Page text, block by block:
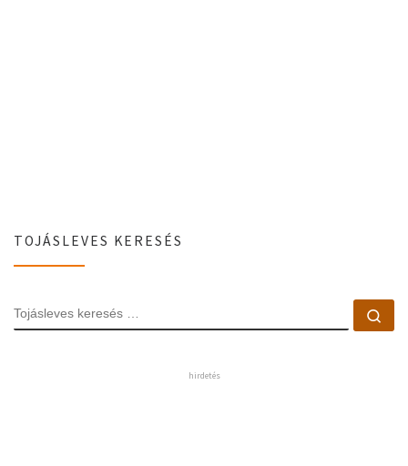
TOJÁSLEVES KERESÉS
TOJÁSLEVES KERESÉS
hirdetés